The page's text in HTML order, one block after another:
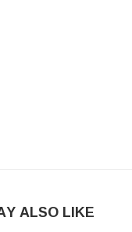
ALSO LIKE